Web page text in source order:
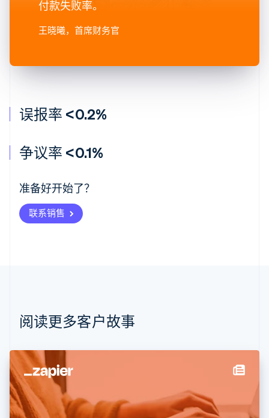
误报率 <0.2%
争议率 <0.1%
准备好开始了？
联系销售
付款失败率。
王晓曦，首席财务官
阅读更多客户故事
English
爱尔兰
爱沙尼亚
English
奥地利
Deutsch English
Nederlands Français Deutsch
波兰
丹麦
English
德国
Deutsch
法国
Français English